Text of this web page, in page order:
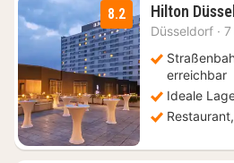
8.2 Hilton
Düsseldorf · 7
erreichbar
Ideale